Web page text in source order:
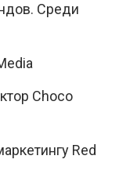
Среди
Choco
Red